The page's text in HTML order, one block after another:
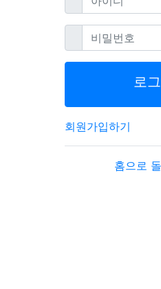
비밀번호필수
로
회원가입하기
홈으로